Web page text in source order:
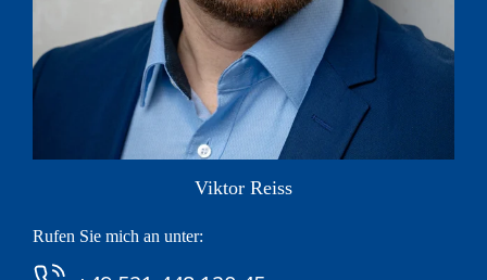
Viktor Reiss
Rufen Sie mich an unter: